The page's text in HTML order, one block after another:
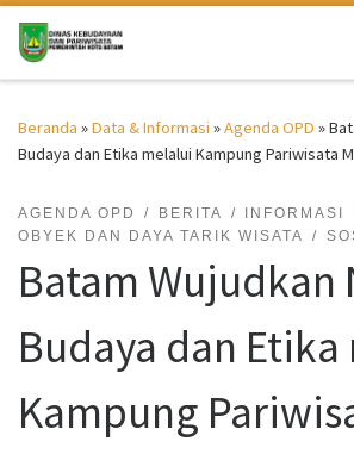
Skip to content
Beranda »Data & Informasi »Agenda OPD »
Budaya dan Etika melalui Kampung Pariwisata
AGENDA OPD BERITA
INFORMASI
OBYEK DAN DAYA TARIK WISATA
Batam Wujudkan
Budaya dan
Kampung